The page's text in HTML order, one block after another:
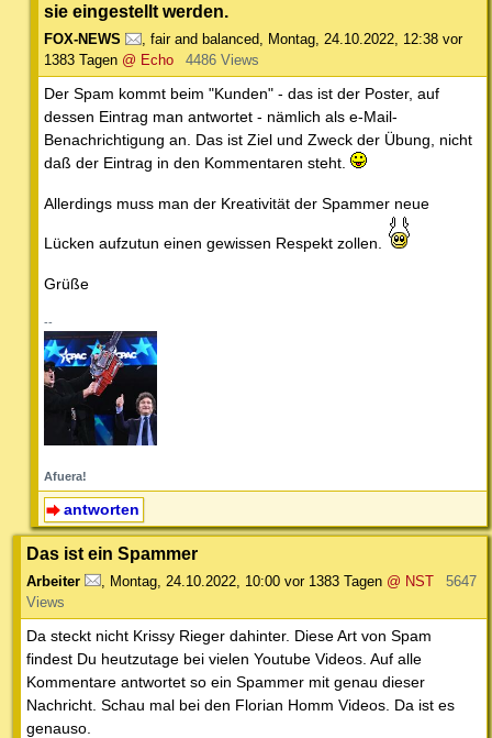
sie eingestellt werden.
FOX-NEWS , fair and balanced, Montag, 24.10.2022, 12:38 vor
1383 Tagen @ Echo 4486 Views
Der Spam kommt beim "Kunden" - das ist der Poster, auf
dessen Eintrag man antwortet - nämlich als e-Mail-
Benachrichtigung an. Das ist Ziel und Zweck der Übung, nicht
daß der Eintrag in den Kommentaren steht.
Allerdings muss man der Kreativität der Spammer neue
Lücken aufzutun einen gewissen Respekt zollen.
Grüße
--
Afuera!
antworten
Das ist ein Spammer
Arbeiter Montag, 24.10.2022, 10:00 vor 1383 Tagen @ NST
5647
Views
Da steckt nicht Krissy Rieger dahinter. Diese Art von Spam
findest Du heutzutage bei vielen Youtube Videos. Auf alle
Kommentare antwortet so ein Spammer mit genau dieser
Nachricht. Schau mal bei den Florian Homm Videos. Da ist es
genauso.